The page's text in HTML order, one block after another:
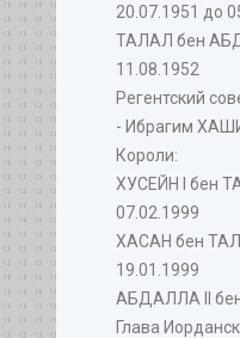
20.07.1951 до
ТАЛАЛ бен
11.08.1952
Регентский
- Ибрагим
Короли:
ХУСЕЙН I бен
07.02.1999
ХАСАН бен
19.01.1999
АБДАЛЛА II бен
Глава